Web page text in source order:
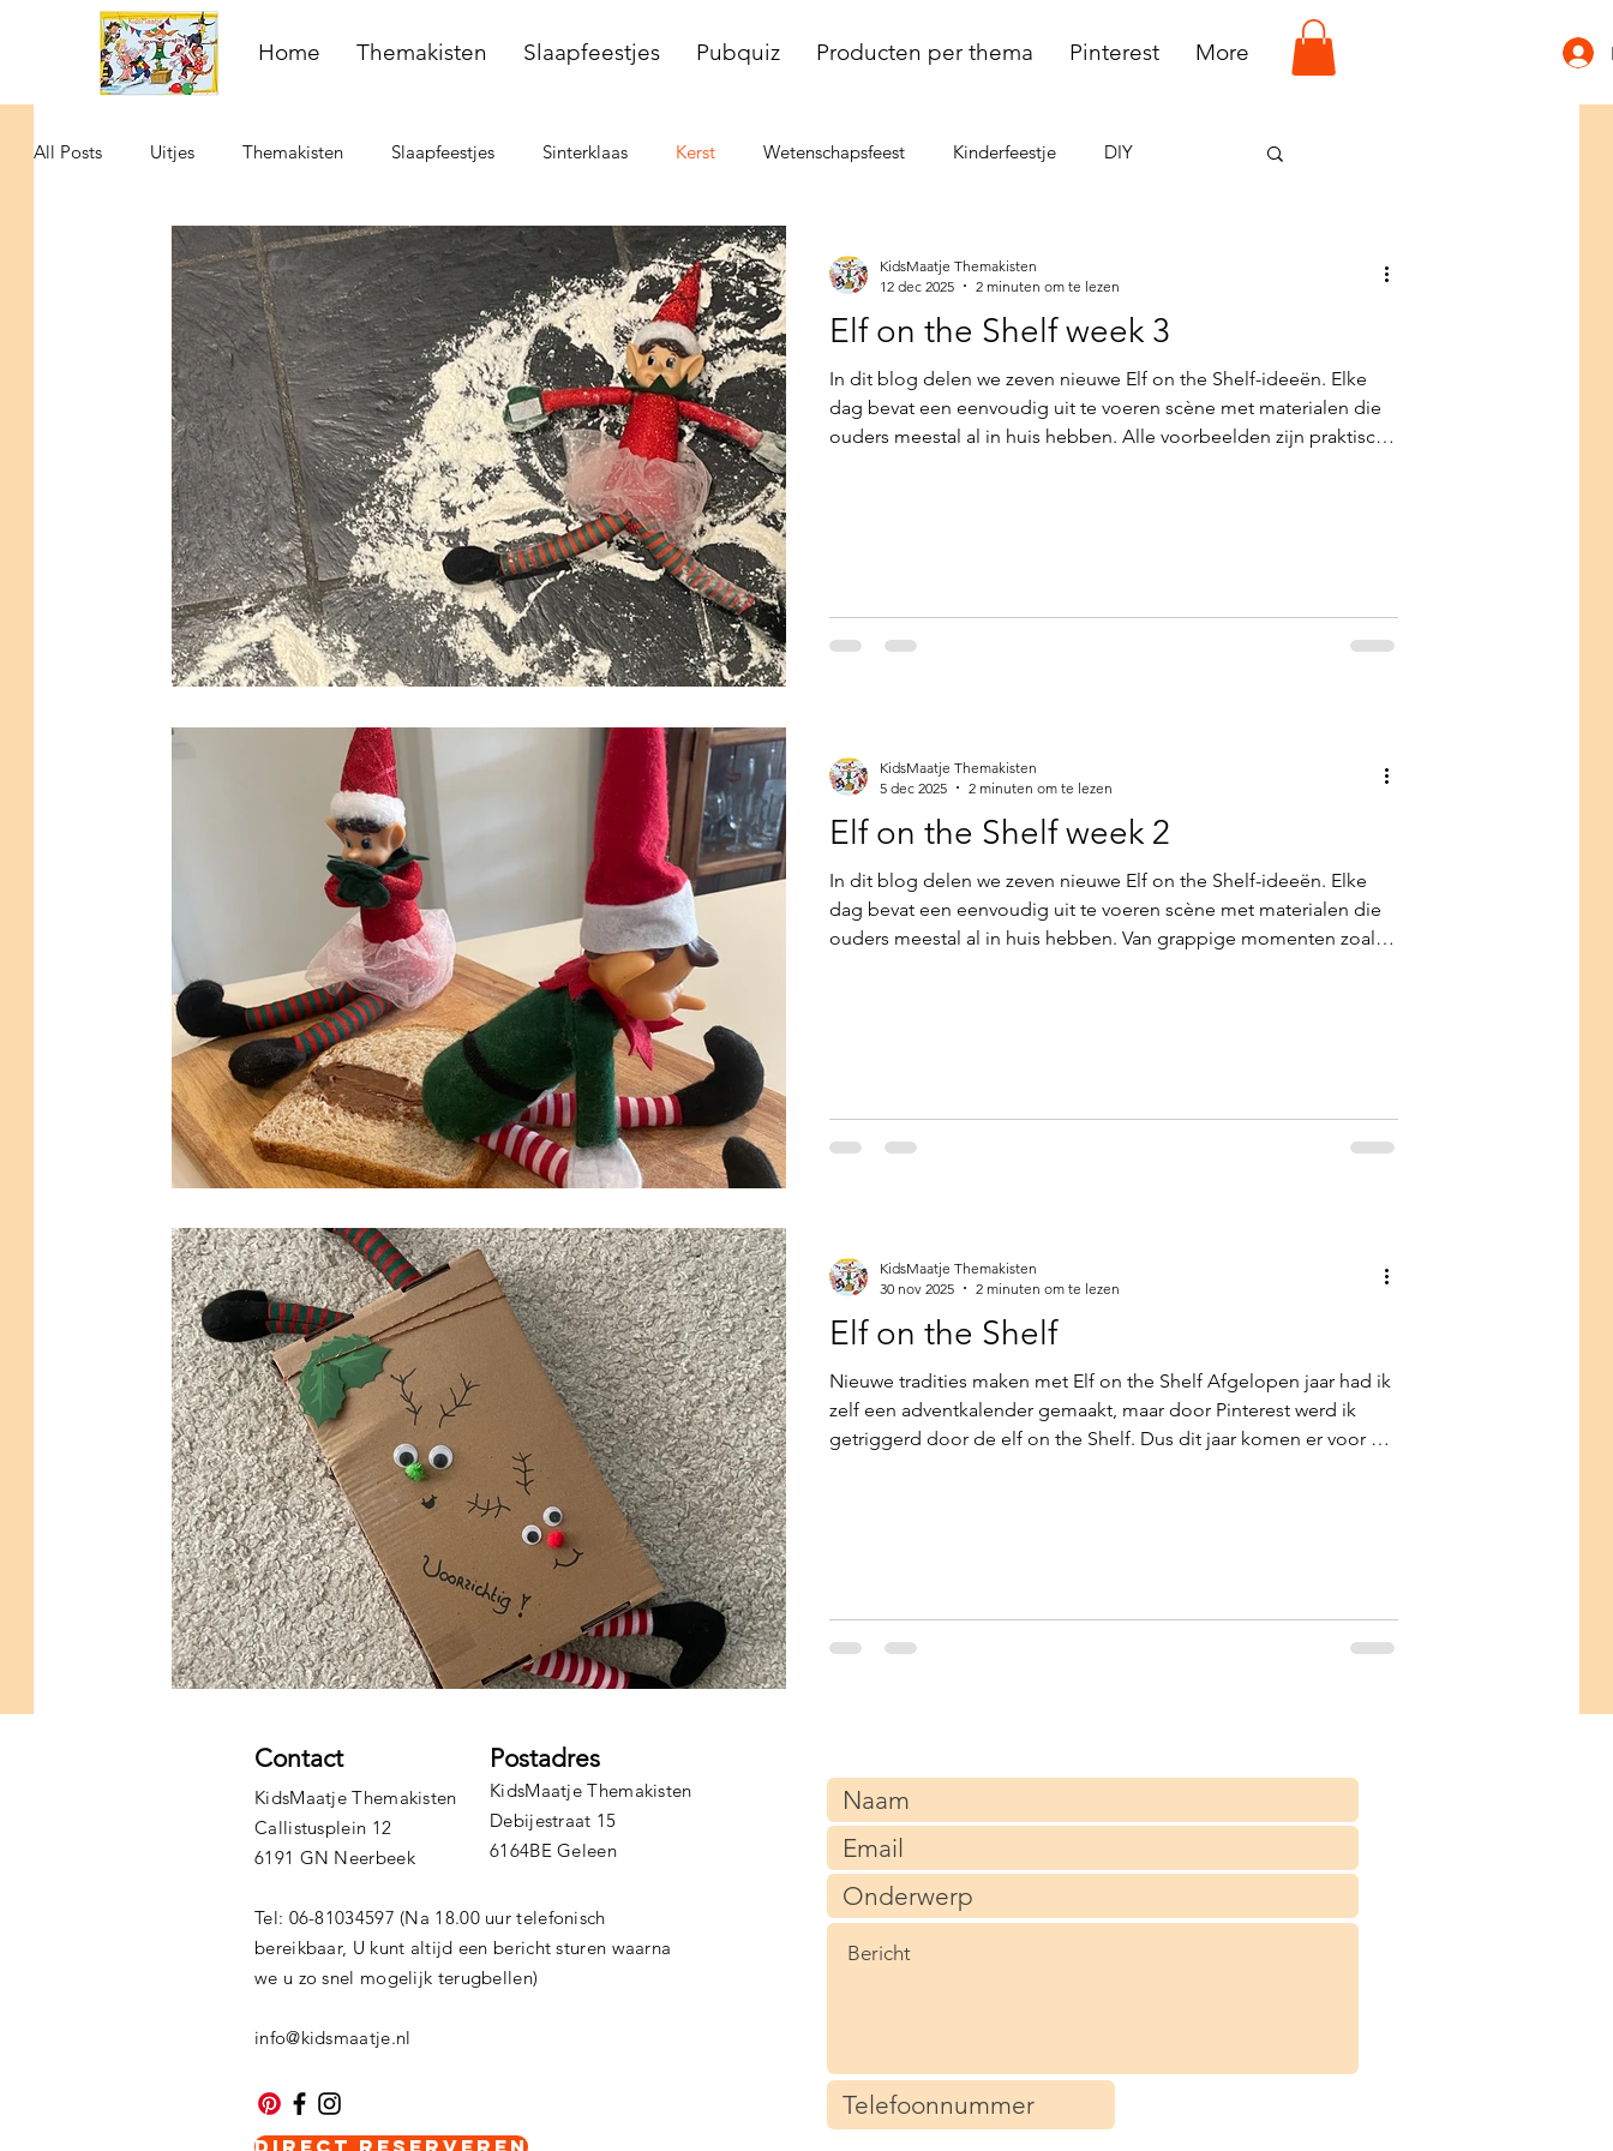
Home Themakisten Slaapfeestjes Pubquiz Producten per thema Pinterest More
All Posts Uitjes Themakisten Slaapfeestjes Sinterklaas Kerst Wetenschapsfeest Kinderfeestje DIY
Activiteiten met kinderen Escape Challenge modellenfeest Voetbal
Elf on the Shelf week 3
In dit blog delen we zeven nieuwe Elf on the Shelf-ideeën. Elke
dag bevat een eenvoudig uit te voeren scène met materialen die
ouders meestal al in huis hebben. Alle voorbeelden zijn praktisch
KidsMaatje Themakisten
12 dec 2025
2 minuten om te lezen
Elf on the Shelf week 2
In dit blog delen we zeven nieuwe Elf on the Shelf-ideeën. Elke
dag bevat een eenvoudig uit te voeren scène met materialen die
ouders meestal al in huis hebben. Van grappige momenten zoals
KidsMaatje Themakisten
5 dec 2025
2 minuten om te lezen
Elf on the Shelf
Nieuwe tradities maken met Elf on the Shelf Afgelopen jaar had ik
zelf een adventkalender gemaakt, maar door Pinterest werd ik
getriggerd door de elf on the Shelf. Dus dit jaar komen er voor het
KidsMaatje Themakisten
30 nov 2025
2 minuten om te lezen
Contact
KidsMaatje Themakisten
Callistusplein 12
6191 GN Neerbeek
Tel: 06-81034597 (Na 18.00 uur telefonisch
bereikbaar, U kunt altijd een bericht sturen waarna
we u zo snel mogelijk terugbellen)
info@kidsmaatje.nl
Postadres
KidsMaatje Themakisten
Debijestraat 15
6164BE Geleen